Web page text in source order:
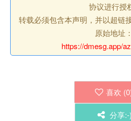
协议进行授
转载必须包含本声明，并以超链
原始地址：
https://dmesg.app/
喜欢 (0
分享:-)